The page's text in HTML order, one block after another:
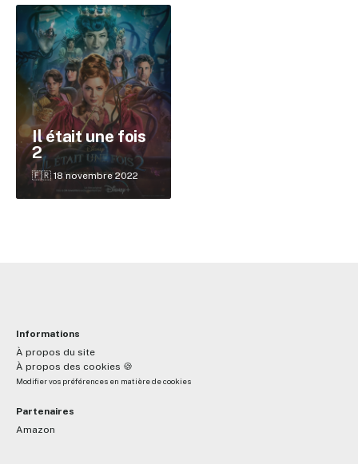
Il était une fois
2
🇫🇷 18 novembre 2022
Informations
À propos du site
À propos des cookies 🍪
Modifier vos préférences en matière de cookies
Partenaires
Amazon
✕